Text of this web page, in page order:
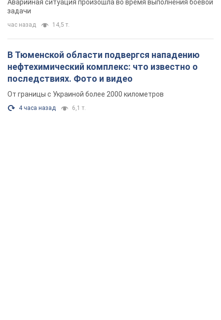
Аварийная ситуация произошла во время выполнения боевой
задачи
час назад 14,5 т.
В Тюменской области подвергся нападению
нефтехимический комплекс: что известно о
последствиях. Фото и видео
От границы с Украиной более 2000 километров
4 часа назад 6,1 т.